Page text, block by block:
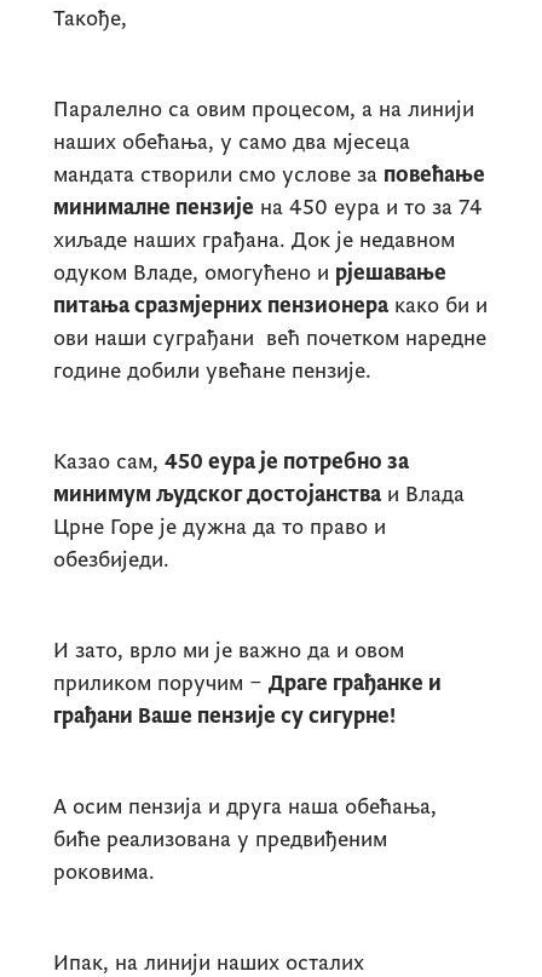
Такође,
Паралелно са овим процесом, а на линији
наших обећања, у само два мјесеца
мандата створили смо услове за повећање
минималне пензије на 450 еура и то за 74
хиљаде наших грађана. Док је недавном
одуком Владе, омогућено и рјешавање
питања сразмјерних пензионера како би и
ови наши суграђани већ почетком наредне
године добили увећане пензије.
Казао сам, 450 еура је потребно за
минимум људског достојанства и Влада
Црне Горе је дужна да то право и
обезбиједи.
И зато, врло ми је важно да и овом
приликом поручим – Драге грађанке и
грађани Ваше пензије су сигурне!
А осим пензија и друга наша обећања,
биће реализована у предвиђеним
роковима.
Ипак, на линији наших осталих